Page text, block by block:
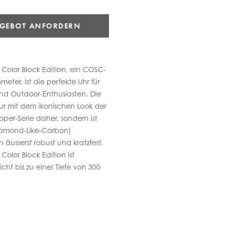
ANFORDERN
Block Edition, ein COSC-
ist die perfekte Uhr für
Outdoor-Enthusiasten. Die
mit dem ikonischen Look der
Serie daher, sondern ist
Like-Carbon)
robust und kratzfest.
Block Edition ist
bis zu einer Tiefe von 300